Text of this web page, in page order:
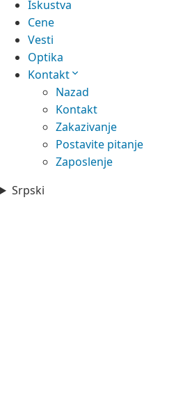
Iskustva
Cene
Vesti
Optika
Kontakt
Nazad
Kontakt
Zakazivanje
Postavite pitanje
Zaposlenje
Srpski